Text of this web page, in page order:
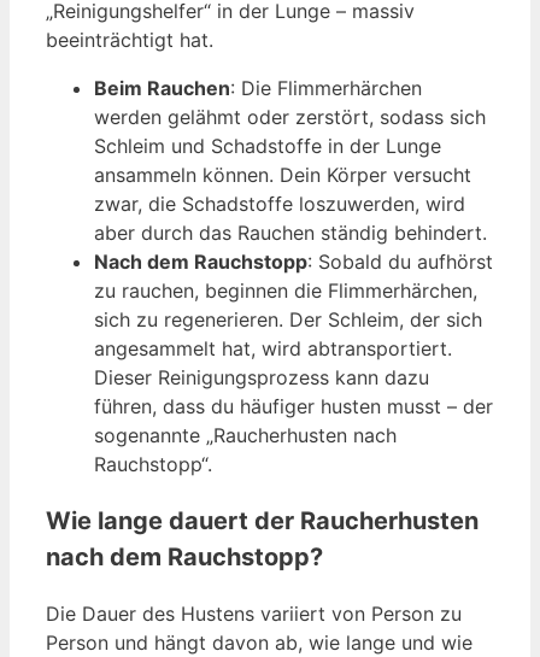
„Reinigungshelfer“ in der Lunge – massiv
beeinträchtigt hat.
Beim Rauchen: Die Flimmerhärchen
werden gelähmt oder zerstört, sodass sich
Schleim und Schadstoffe in der Lunge
ansammeln können. Dein Körper versucht
zwar, die Schadstoffe loszuwerden, wird
aber durch das Rauchen ständig behindert.
Nach dem Rauchstopp: Sobald du aufhörst
zu rauchen, beginnen die Flimmerhärchen,
sich zu regenerieren. Der Schleim, der sich
angesammelt hat, wird abtransportiert.
Dieser Reinigungsprozess kann dazu
führen, dass du häufiger husten musst – der
sogenannte „Raucherhusten nach
Rauchstopp“.
Wie lange dauert der Raucherhusten
nach dem Rauchstopp?
Die Dauer des Hustens variiert von Person zu
Person und hängt davon ab, wie lange und wie